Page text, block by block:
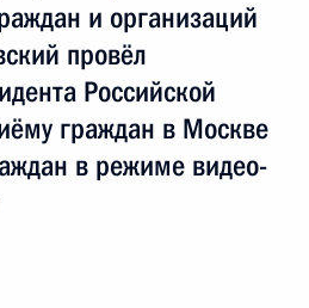
и организаций
провёл
Российской
граждан в Москве
в режиме видео-